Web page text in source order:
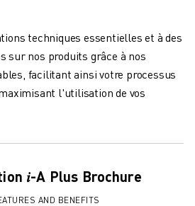
" MYFANUC
techniques essentielles et à des
sur nos produits grâce à nos
facilitant ainsi votre processus
l'utilisation de vos
𝑖-A Plus Brochure
AND BENEFITS